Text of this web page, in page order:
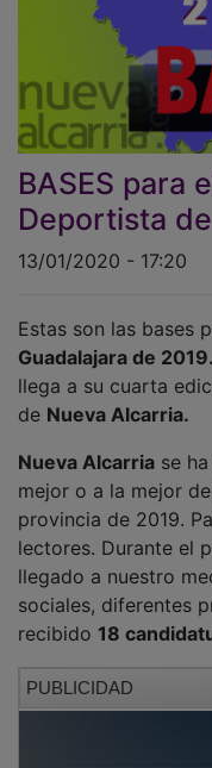
BASES para
Deportista
13/01/2020 - 17:20
Guadalajara de
llega a su cuarta
deNueva Alcarria.
mejor o a la mejor
provincia de 2019.
lectores. Durante el
llegado a nuestro
sociales, diferentes
recibido 18